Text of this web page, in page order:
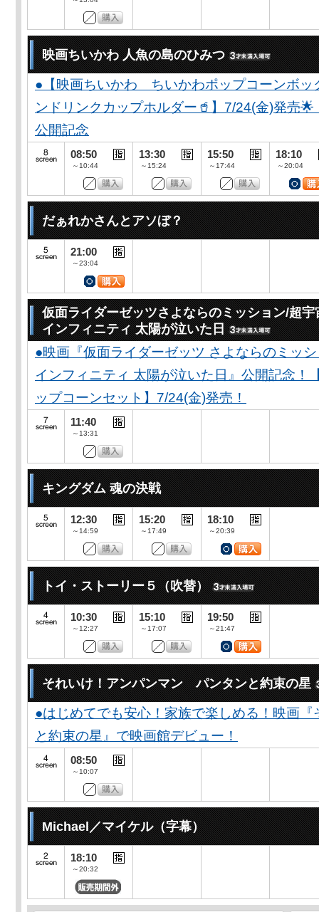
映画ちいかわ 人魚の島のひみつ
●【映画ちいかわ ちいかわポップコーンボ
ンドリンクカップホルダー🥤】7/24(金)発売
公開記念
08:50
～10:44
13:30
～15:24
15:50
～17:44
18:10
～20:04
だぁれかさんとアソぼ？
21:00
～23:04
仮面ライダーゼッツさよならのミッション/超
インフィニティ 太陽が泣いた日
●映画『仮面ライダーゼッツ さよならのミッ
インフィニティ 太陽が泣いた日』公開記念！
ップコーンセット】7/24(金)発売！
11:40
～13:31
キングダム 魂の決戦
12:30
～14:59
15:20
～17:49
18:10
～20:39
トイ・ストーリー５（吹替）
10:30
～12:27
15:10
～17:07
19:50
～21:47
それいけ！アンパンマン パンタンと約束の星
●はじめてでも安心！家族で楽しめる！映画
と約束の星』で映画館デビュー！
08:50
～10:07
Michael／マイケル（字幕）
18:10
～20:32